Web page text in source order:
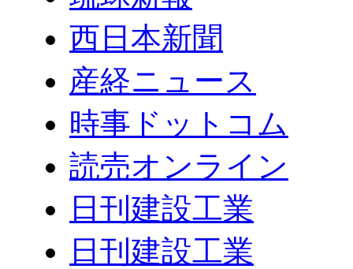
西日本新聞
産経ニュース
時事ドットコム
読売オンライン
日刊建設工業
日刊建設工業